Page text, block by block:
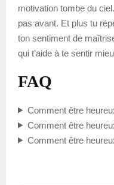
motivation tombe du
pas avant. Et plus tu
ton sentiment de
qui t’aide à te sentir
FAQ
Comment être
Comment être
Comment être